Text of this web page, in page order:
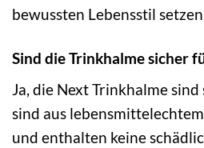
bewussten Lebensstil
Sind die Trinkhalme sicher
Ja, die Next Trinkhalme
sind aus
und enthalten keine